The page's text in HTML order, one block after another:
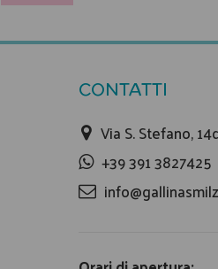
CONTATTI
Via S. Stefano,
+39 391 3827425